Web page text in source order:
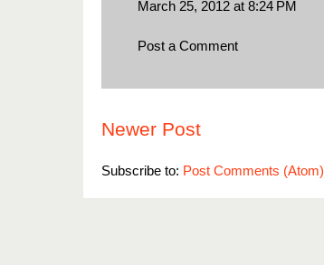
March 25, 2012 at 8:24 PM
Post a Comment
Newer Post
Subscribe to: Post Comments (Atom)